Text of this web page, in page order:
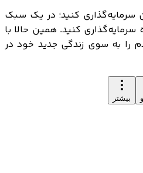
سرمایه‌گذاری کنید؛ در یک سبک
کنید. همین حالا با
را به سوی زندگی جدید خود در
بیشتر